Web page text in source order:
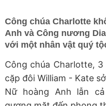
Công chúa Charlotte
Anh và Công nương
với một nhân vật quý
Công chúa Charlotte,
cặp đôi William - Kate
Nữ hoàng Anh lẫn